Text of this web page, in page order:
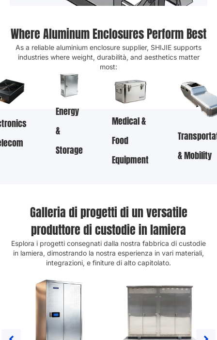
Where Aluminum Enclosures Perform Best
As a reliable aluminium enclosure supplier, SHIJIE supports
industries where weight, durabilità, and aesthetics matter
most:
Energy
&
Storage
Medical &
Food
Equipment
& Mobility
Galleria di progetti di un versatile
produttore di custodie in lamiera
Esplora i progetti consegnati dalla nostra fabbrica di custodie
in lamiera, dimostrando la nostra esperienza in vari materiali,
integrazioni, e finiture di alto capitolato.